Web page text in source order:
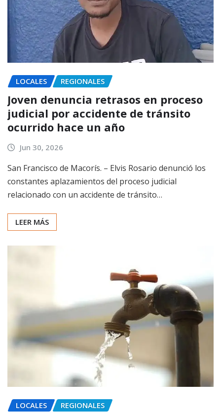
LOCALES REGIONALES
Joven denuncia retrasos en proceso
judicial por accidente de tránsito
ocurrido hace un año
Jun 30, 2026
San Francisco de Macorís. – Elvis Rosario denunció los
constantes aplazamientos del proceso judicial
relacionado con un accidente de tránsito…
LEER MÁS
LOCALES REGIONALES